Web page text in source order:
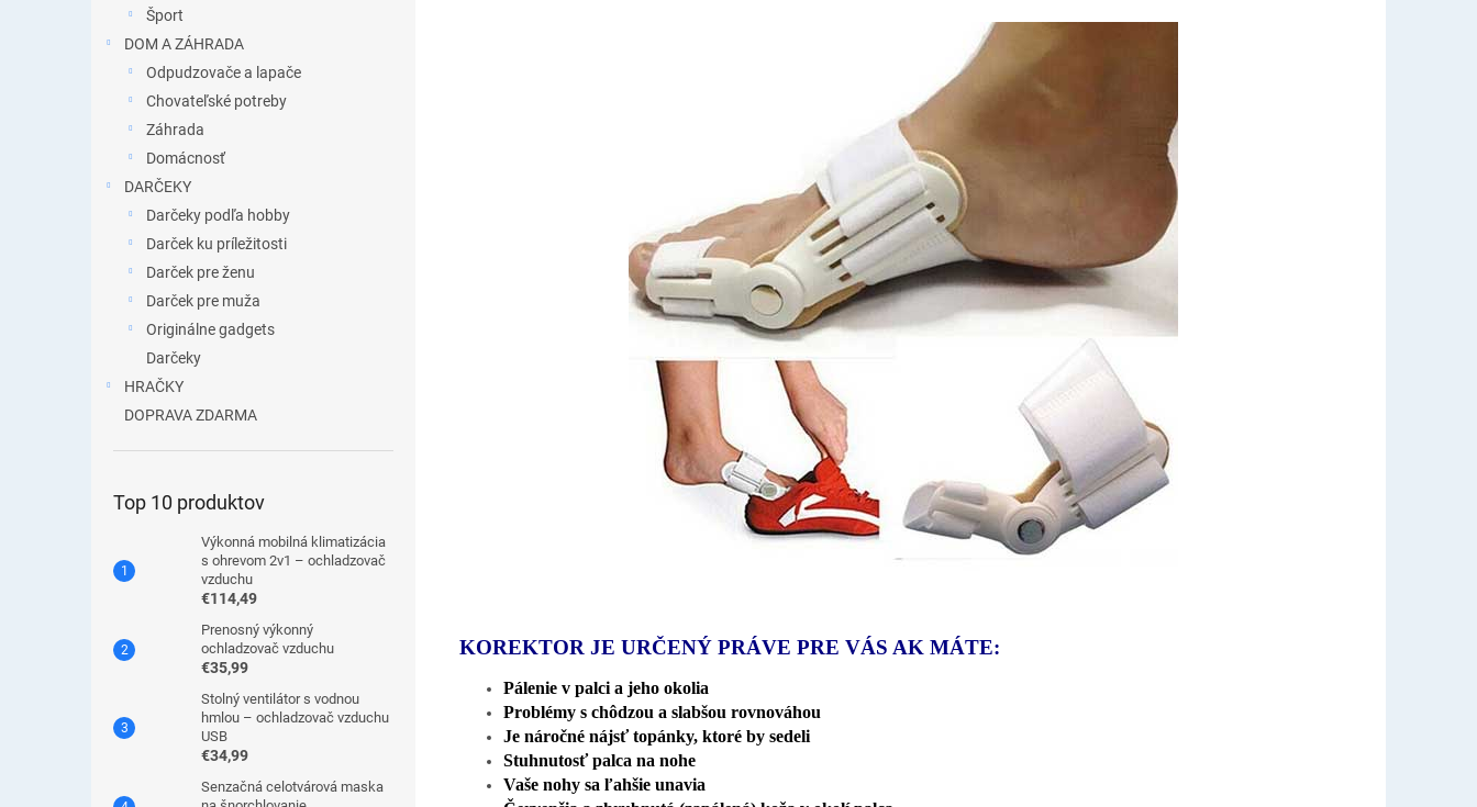
Šport
DOM A ZÁHRADA
Odpudzovače a lapače
Chovateľské potreby
Záhrada
Domácnosť
DARČEKY
Darčeky podľa hobby
Darček ku príležitosti
Darček pre ženu
Darček pre muža
Originálne gadgets
Darčeky
HRAČKY
DOPRAVA ZDARMA
Top 10 produktov
Výkonná mobilná klimatizácia
s ohrevom 2v1 – ochladzovač
vzduchu
€114,49
Prenosný výkonný
ochladzovač vzduchu
€35,99
Stolný ventilátor s vodnou
hmlou – ochladzovač vzduchu
USB
€34,99
Senzačná celotvárová maska
KOREKTOR JE URČENÝ PRÁVE PRE VÁS AK MÁTE:
Pálenie v palci a jeho okolia
Problémy s chôdzou a slabšou rovnováhou
Je náročné nájsť topánky, ktoré by sedeli
Stuhnutosť palca na nohe
Vaše nohy sa ľahšie unavia